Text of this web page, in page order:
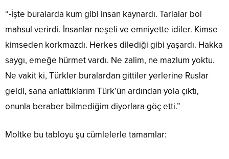
“-İşte buralarda kum gibi insan kaynardı. Tarlalar bol
mahsul verirdi. İnsanlar neşeli ve emniyette idiler. Kimse
kimseden korkmazdı. Herkes dilediği gibi yaşardı. Hakka
saygı, emeğe hürmet vardı. Ne zalim, ne mazlum yoktu.
Ne vakit ki, Türkler buralardan gittiler yerlerine Ruslar
geldi, sana anlattıklarım Türk’ün ardından yola çıktı,
onunla beraber bilmediğim diyorlara göç etti.”
Moltke bu tabloyu şu cümlelerle tamamlar: